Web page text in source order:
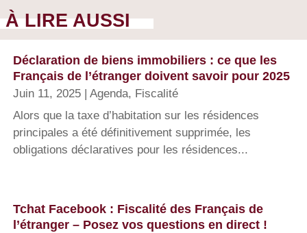
À LIRE AUSSI
Déclaration de biens immobiliers : ce que les
Français de l’étranger doivent savoir pour 2025
Juin 11, 2025 Agenda, Fiscalité
Alors que la taxe d’habitation sur les résidences
principales a été définitivement supprimée, les
obligations déclaratives pour les résidences...
Tchat Facebook : Fiscalité des Français de
l’étranger – Posez vos questions en direct !